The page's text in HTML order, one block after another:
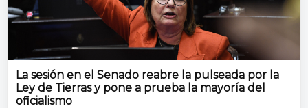
La sesión en el Senado reabre la pulseada por la
Ley de Tierras y pone a prueba la mayoría del
oficialismo